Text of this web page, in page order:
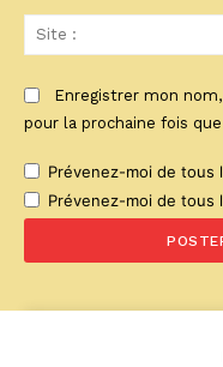
Enregistrer mon
pour la prochaine fois
Prévenez-moi de tous
Prévenez-moi de tous